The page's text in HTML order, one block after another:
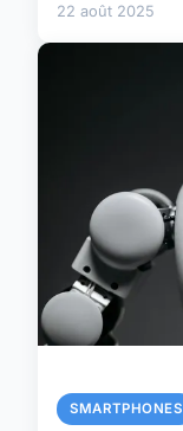
22 août 2025
SMARTPHONES